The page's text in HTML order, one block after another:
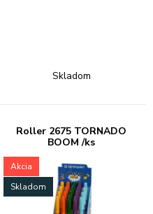
Skladom
Roller 2675 TORNADO
BOOM /ks
Akcia
Skladom